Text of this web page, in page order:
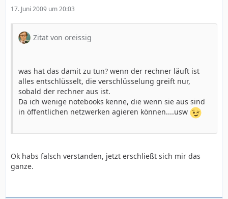
17. Juni 2009 um 20:03
Zitat von oreissig
was hat das damit zu tun? wenn der rechner läuft ist
alles entschlüsselt, die verschlüsselung greift nur,
sobald der rechner aus ist.
Da ich wenige notebooks kenne, die wenn sie aus sind
in öffentlichen netzwerken agieren können....usw
Ok habs falsch verstanden, jetzt erschließt sich mir das
ganze.